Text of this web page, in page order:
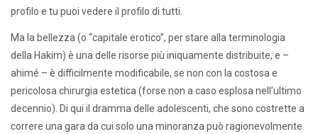
profilo e tu puoi vedere il profilo di tutti.
Ma la bellezza (o “capitale erotico”, per stare alla terminologia
della Hakim) è una delle risorse più iniquamente distribuite, e –
ahimé – è difficilmente modificabile, se non con la costosa e
pericolosa chirurgia estetica (forse non a caso esplosa nell’ultimo
decennio). Di qui il dramma delle adolescenti, che sono costrette a
correre una gara da cui solo una minoranza può ragionevolmente